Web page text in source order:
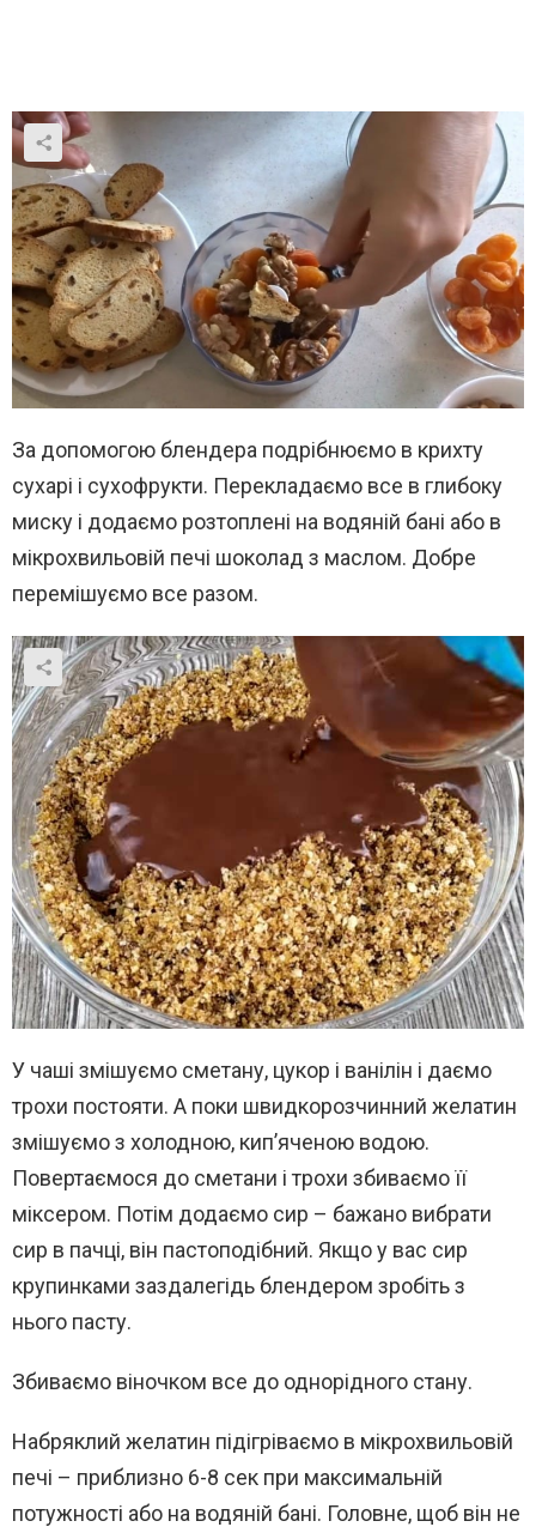
За допомогою блендера подрібнюємо в крихту
сухарі і сухофрукти. Перекладаємо все в глибоку
миску і додаємо розтоплені на водяній бані або в
мікрохвильовій печі шоколад з маслом. Добре
перемішуємо все разом.
У чаші змішуємо сметану, цукор і ванілін і даємо
трохи постояти. А поки швидкорозчинний желатин
змішуємо з холодною, кип’яченою водою.
Повертаємося до сметани і трохи збиваємо її
міксером. Потім додаємо сир – бажано вибрати
сир в пачці, він пастоподібний. Якщо у вас сир
крупинками заздалегідь блендером зробіть з
нього пасту.
Збиваємо віночком все до однорідного стану.
Набряклий желатин підігріваємо в мікрохвильовій
печі – приблизно 6-8 сек при максимальній
потужності або на водяній бані. Головне, щоб він не